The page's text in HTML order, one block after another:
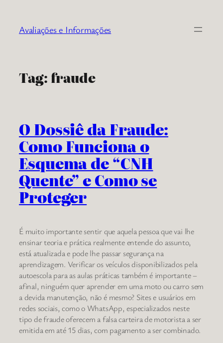
Avaliações e Informações
Tag: fraude
O Dossiê da Fraude:
Como Funciona o
Esquema de “CNH
Quente” e Como se
Proteger
É muito importante sentir que aquela pessoa que vai lhe
ensinar teoria e prática realmente entende do assunto,
está atualizada e pode lhe passar segurança na
aprendizagem. Verificar os veículos disponibilizados pela
autoescola para as aulas práticas também é importante –
afinal, ninguém quer aprender em uma moto ou carro sem
a devida manutenção, não é mesmo? Sites e usuários em
redes sociais, como o WhatsApp, especializados neste
tipo de fraude oferecem a falsa carteira de motorista a ser
emitida em até 15 dias, com pagamento a ser combinado.